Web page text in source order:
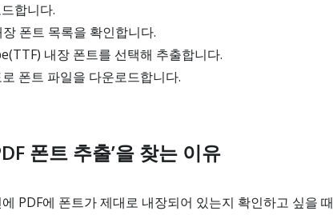
합니다.
폰트 목록을 확인합니다.
내장 폰트를 선택해 추출합니다.
폰트 파일을 다운로드합니다.
폰트 추출’을 찾는 이유
에 PDF에 폰트가 제대로 내장되어 있는지 확인하고 싶을 때